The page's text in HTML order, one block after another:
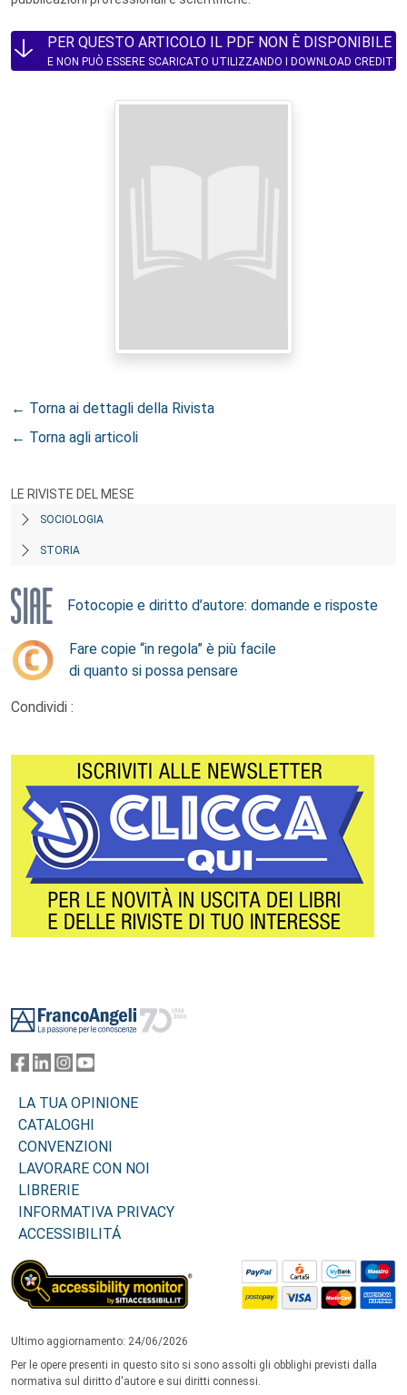
PER QUESTO ARTICOLO IL PDF NON È DISPONIBILE
E NON PUÒ ESSERE SCARICATO UTILIZZANDO I DOWNLOAD CREDIT
← Torna ai dettagli della Rivista
← Torna agli articoli
LE RIVISTE DEL MESE
SOCIOLOGIA
STORIA
Fotocopie e diritto d’autore: domande e risposte
Fare copie “in regola” è più facile
di quanto si possa pensare
Condividi :
LA TUA OPINIONE
CATALOGHI
CONVENZIONI
LAVORARE CON NOI
LIBRERIE
INFORMATIVA PRIVACY
ACCESSIBILITÁ
Ultimo aggiornamento: 24/06/2026
Per le opere presenti in questo sito si sono assolti gli obblighi previsti dalla
normativa sul diritto d'autore e sui diritti connessi.